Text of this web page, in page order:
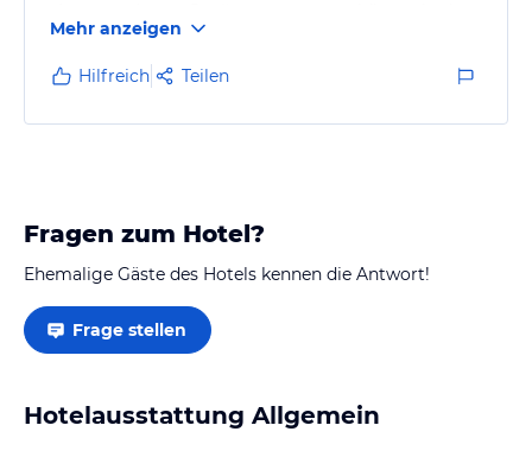
modern eingerichtet.
Die Sauberkeit unschlagbar.
Hier wird alles getan damit es einem gut geht.
Mehr anzeigen
Hilfreich Teilen
Fragen zum Hotel?
Ehemalige Gäste des Hotels kennen die Antwort!
Frage stellen
Hotelausstattung Allgemein